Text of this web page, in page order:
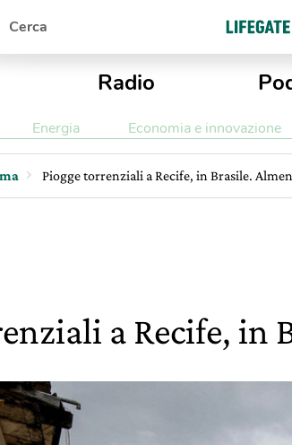
Cerca
Radio
Energia Economia e innovazione
Piogge torrenziali a Recife, in Brasile.
a Recife, in